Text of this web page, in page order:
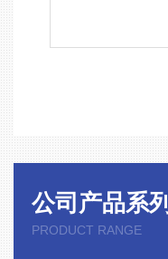
公司产品系列
PRODUCT RANGE